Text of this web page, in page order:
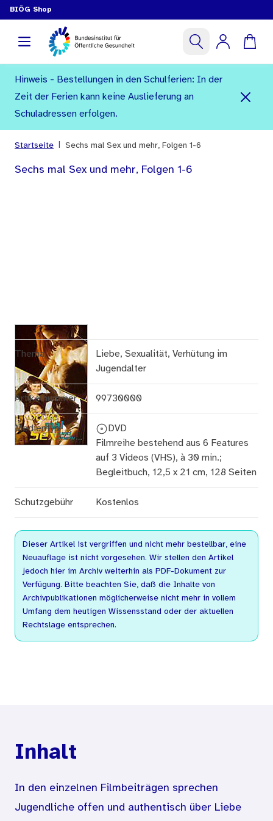
BIÖG Shop
Hinweis - Bestellungen in den Schulferien: In der
Zeit der Ferien kann keine Auslieferung an
Schuladressen erfolgen.
Startseite Sechs mal Sex und mehr, Folgen 1-6
Sechs mal Sex und mehr, Folgen 1-6
Thema
Liebe, Sexualität, Verhütung im
Jugendalter
Artikelnummer 99730000
Medientyp
DVD
Filmreihe bestehend aus 6 Features
auf 3 Videos (VHS), à 30 min.;
Begleitbuch, 12,5 x 21 cm, 128 Seiten
Schutzgebühr Kostenlos
Dieser Artikel ist vergriffen und nicht mehr bestellbar, eine
Neuauflage ist nicht vorgesehen. Wir stellen den Artikel
jedoch hier im Archiv weiterhin als PDF-Dokument zur
Verfügung. Bitte beachten Sie, daß die Inhalte von
Archivpublikationen möglicherweise nicht mehr in vollem
Umfang dem heutigen Wissensstand oder der aktuellen
Rechtslage entsprechen.
Inhalt
In den einzelnen Filmbeiträgen sprechen
Jugendliche offen und authentisch über Liebe